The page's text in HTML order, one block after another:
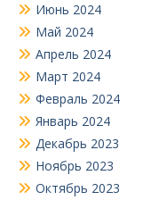
Июнь 2024
Май 2024
Апрель 2024
Март 2024
Февраль 2024
Январь 2024
Декабрь 2023
Ноябрь 2023
Октябрь 2023